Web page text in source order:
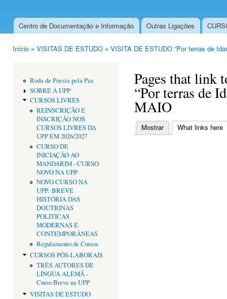
Menu principal
Centro de Documentação e Informação Outras Ligações
Início » VISITAS DE ESTUDO » VISITA DE ESTUDO “Por terras de
Roda de Poesia pela Paz
SOBRE A UPP
CURSOS LIVRES
REINSCRIÇÃO E
INSCRIÇÃO NOS
CURSOS LIVRES DA
UPP EM 2026/2027
CURSO DE
INICIAÇÃO AO
MANDARIM - CURSO
NOVO NA UPP
NOVO CURSO NA
UPP: BREVE
HISTÓRIA DAS
DOUTRINAS
POLÍTICAS
MODERNAS E
CONTEMPORÂNEAS
Regulamento de Cursos
CURSOS PÓS-LABORAIS
TRÊS AUTORES DE
LÍNGUA ALEMÃ -
Curso Breve na UPP
VISITAS DE ESTUDO
Pages that link
“Por terras de
MAIO
Separadores
Mostrar What links here